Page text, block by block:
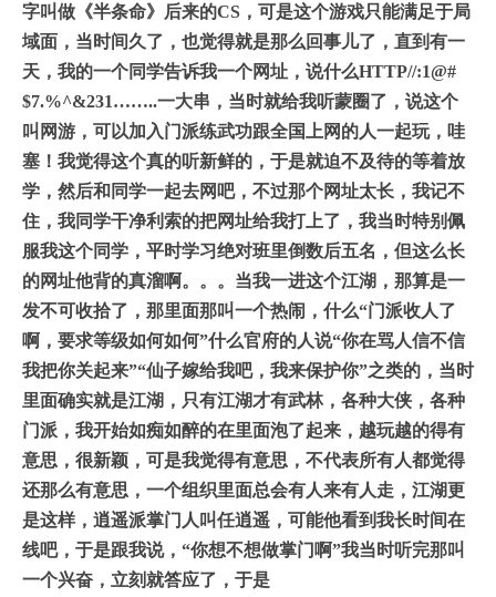
字叫做《半条命》后来的CS，可是这个游戏只能满足于局
域面，当时间久了，也觉得就是那么回事儿了，直到有一
天，我的一个同学告诉我一个网址，说什么HTTP//:1@#
$7.%^&231……..一大串，当时就给我听蒙圈了，说这个
叫网游，可以加入门派练武功跟全国上网的人一起玩，哇
塞！我觉得这个真的听新鲜的，于是就迫不及待的等着放
学，然后和同学一起去网吧，不过那个网址太长，我记不
住，我同学干净利索的把网址给我打上了，我当时特别佩
服我这个同学，平时学习绝对班里倒数后五名，但这么长
的网址他背的真溜啊。。。当我一进这个江湖，那算是一
发不可收拾了，那里面那叫一个热闹，什么“门派收人了
啊，要求等级如何如何”什么官府的人说“你在骂人信不信
我把你关起来”“仙子嫁给我吧，我来保护你”之类的，当时
里面确实就是江湖，只有江湖才有武林，各种大侠，各种
门派，我开始如痴如醉的在里面泡了起来，越玩越的得有
意思，很新颖，可是我觉得有意思，不代表所有人都觉得
还那么有意思，一个组织里面总会有人来有人走， 江湖更
是这样，逍遥派掌门人叫任逍遥，可能他看到我长时间在
线吧，于是跟我说，“你想不想做掌门啊”我当时听完那叫
一个兴奋，立刻就答应了，于是